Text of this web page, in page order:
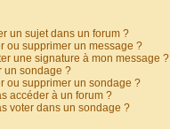
un sujet dans un forum ?
ou supprimer un message ?
une signature à mon message ?
un sondage ?
ou supprimer un sondage ?
accéder à un forum ?
voter dans un sondage ?